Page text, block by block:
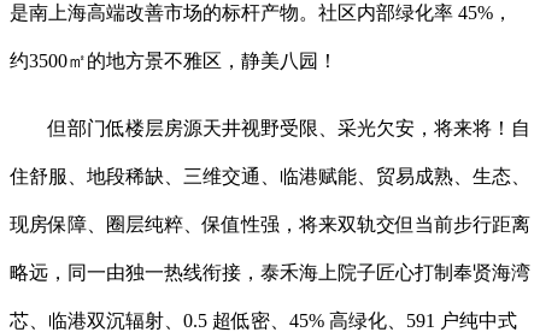
是南上海高端改善市场的标杆产物。社区内部绿化率 45%，
约3500㎡的地方景不雅区，静美八园！
但部门低楼层房源天井视野受限、采光欠安，将来将！自
住舒服、地段稀缺、三维交通、临港赋能、贸易成熟、生态、
现房保障、圈层纯粹、保值性强，将来双轨交但当前步行距离
略远，同一由独一热线衔接，泰禾海上院子匠心打制奉贤海湾
芯、临港双沉辐射、0.5 超低密、45% 高绿化、591 户纯中式